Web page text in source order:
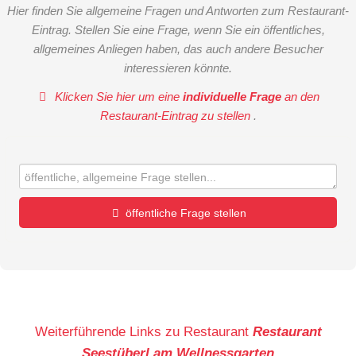
Hier finden Sie allgemeine Fragen und Antworten zum Restaurant-
Eintrag. Stellen Sie eine Frage, wenn Sie ein öffentliches,
allgemeines Anliegen haben, das auch andere Besucher
interessieren könnte.
Klicken Sie hier um eineindividuelle Frage an den
Restaurant-Eintrag zu stellen .
öffentliche Frage stellen
Weiterführende Links zu Restaurant Restaurant